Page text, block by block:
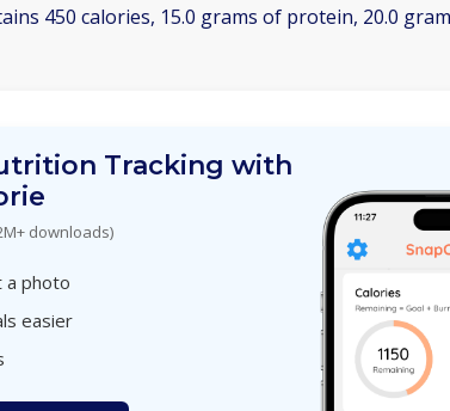
450 calories, 15.0 grams of protein, 20.0
Tracking with
downloads)
a photo
easier